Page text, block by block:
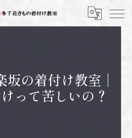
の着付け教室｜
って苦しいの？